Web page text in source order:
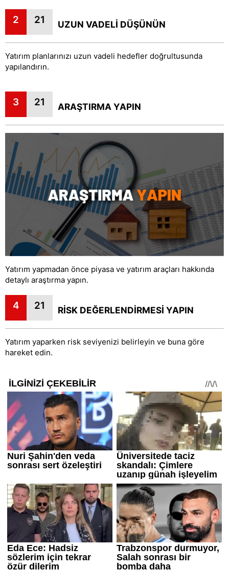
2 21 UZUN VADELİ DÜŞÜNÜN
Yatırım planlarınızı uzun vadeli hedefler doğrultusunda
yapılandırın.
3 21 ARAŞTIRMA YAPIN
Yatırım yapmadan önce piyasa ve yatırım araçları hakkında
detaylı araştırma yapın.
4 21 RİSK DEĞERLENDİRMESİ YAPIN
Yatırım yaparken risk seviyenizi belirleyin ve buna göre
hareket edin.